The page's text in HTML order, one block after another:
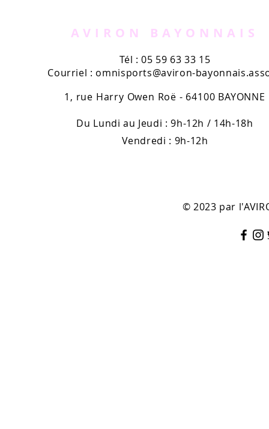
AVIRON BAYONNAIS
Tél : 05 59 63 33 15
Courriel : omnisports@aviron-
1, rue Harry Owen Roë - 64100 BAYONNE
Du Lundi au Jeudi : 9h-12h / 14h-18h
Vendredi : 9h-12h
© 2023 par